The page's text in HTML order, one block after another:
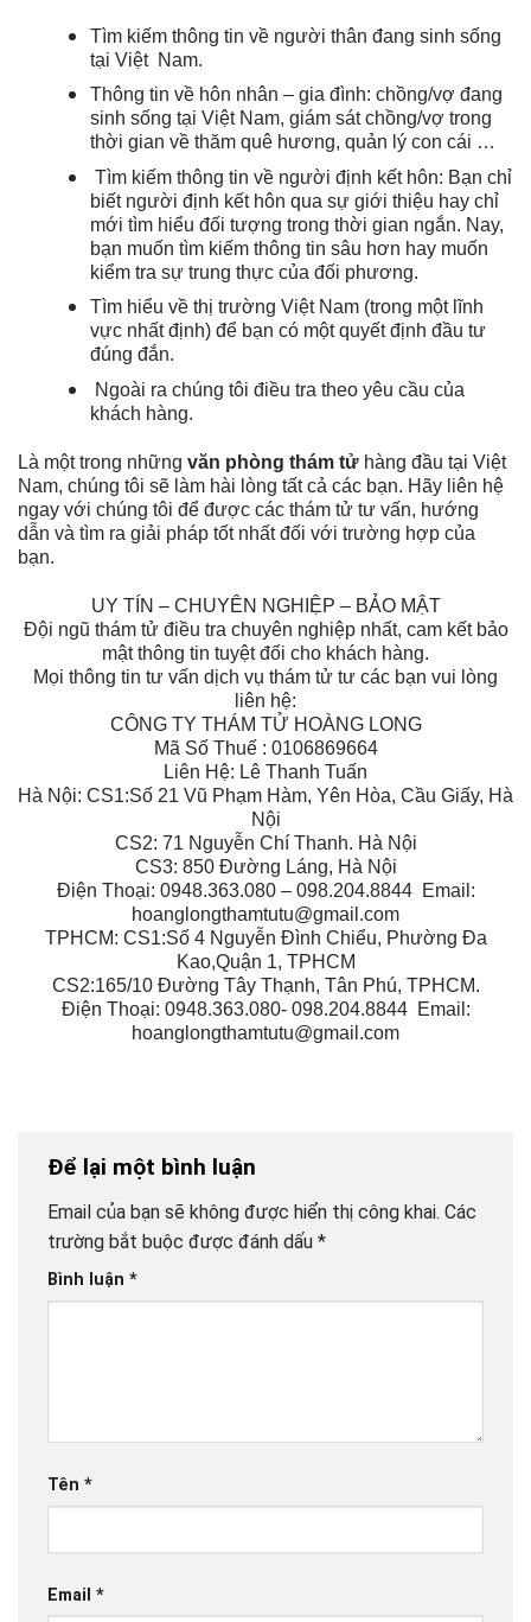
Tìm kiếm thông tin về người thân đang sinh sống
tại Việt Nam.
Thông tin về hôn nhân – gia đình: chồng/vợ đang
sinh sống tại Việt Nam, giám sát chồng/vợ trong
thời gian về thăm quê hương, quản l‎ý con cái …
Tìm kiếm thông tin về người định kết hôn: Bạn chỉ
biết người định kết hôn qua sự giới thiệu hay chỉ
mới tìm hiểu đối tượng trong thời gian ngắn. Nay,
bạn muốn tìm kiếm thông tin sâu hơn hay muốn
kiểm tra sự trung thực của đối phương.
Tìm hiểu về thị trường Việt Nam (trong một lĩnh
vực nhất định) để bạn có một quyết định đầu tư
đúng đắn.
Ngoài ra chúng tôi điều tra theo yêu cầu của
khách hàng.
Là một trong những văn phòng thám tử hàng đầu tại Việt
Nam, chúng tôi sẽ làm hài lòng tất cả các bạn. Hãy liên hệ
ngay với chúng tôi để được các thám tử tư vấn, hướng
dẫn và tìm ra giải pháp tốt nhất đối với trường hợp của
bạn.
UY TÍN – CHUYÊN NGHIỆP – BẢO MẬT
Đội ngũ thám tử điều tra chuyên nghiệp nhất, cam kết bảo
mật thông tin tuyệt đối cho khách hàng.
Mọi thông tin tư vấn dịch vụ thám tử tư các bạn vui lòng
liên hệ:
CÔNG TY THÁM TỬ HOÀNG LONG
Mã Số Thuế : 0106869664
Liên Hệ: Lê Thanh Tuấn
Hà Nội: CS1:Số 21 Vũ Phạm Hàm, Yên Hòa, Cầu Giấy, Hà
Nội
CS2: 71 Nguyễn Chí Thanh. Hà Nội
CS3: 850 Đường Láng, Hà Nội
Điện Thoại: 0948.363.080 – 098.204.8844 Email:
hoanglongthamtutu@gmail.com
TPHCM: CS1:Số 4 Nguyễn Đình Chiểu, Phường Đa
Kao,Quận 1, TPHCM
CS2:165/10 Đường Tây Thạnh, Tân Phú, TPHCM.
Điện Thoại: 0948.363.080- 098.204.8844 Email:
hoanglongthamtutu@gmail.com
Để lại một bình luận
Email của bạn sẽ không được hiển thị công khai. Các
trường bắt buộc được đánh dấu *
Bình luận *
Tên *
Email *